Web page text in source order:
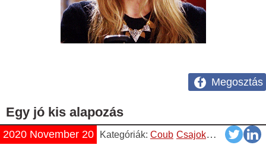
Megosztás
Egy jó kis alapozás
2020 November 20 Kategóriák: Coub Csajok Vicces